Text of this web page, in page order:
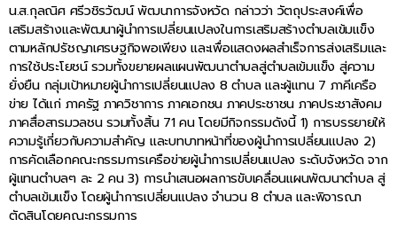
น.ส.กุลณิศ ศรีวชิรวัฒน์ พัฒนาการจังหวัด กล่าวว่า วัตถุประสงค์เพื่อ
เสริมสร้างและพัฒนาผู้นำการเปลี่ยนแปลงในการเสริมสร้างตำบลเข้มแข็ง
ตามหลักปรัชญาเศรษฐกิจพอเพียง และเพื่อแสดงผลสำเร็จการส่งเสริมและ
การใช้ประโยชน์ รวมทั้งขยายผลแผนพัฒนาตำบลสู่ตำบลเข้มแข็ง สู่ความ
ยั่งยืน กลุ่มเป้าหมายผู้นำการเปลี่ยนแปลง 8 ตำบล และผู้แทน 7 ภาคีเครือ
ข่าย ได้แก่ ภาครัฐ ภาควิชาการ ภาคเอกชน ภาคประชาชน ภาคประชาสังคม
ภาคสื่อสารมวลชน รวมทั้งสิ้น 71 คน โดยมีกิจกรรมดังนี้ 1) การบรรยายให้
ความรู้เกี่ยวกับความสำคัญ และบทบาทหน้าที่ของผู้นำการเปลี่ยนแปลง 2)
การคัดเลือกคณะกรรมการเครือข่ายผู้นำการเปลี่ยนแปลง ระดับจังหวัด จาก
ผู้แทนตำบลๆ ละ 2 คน 3) การนำเสนอผลการขับเคลื่อนแผนพัฒนาตำบล สู่
ตำบลเข้มแข็ง โดยผู้นำการเปลี่ยนแปลง จำนวน 8 ตำบล และพิจารณา
ตัดสินโดยคณะกรรมการ